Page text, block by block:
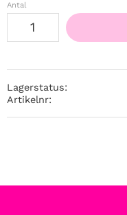
Antal
Lagerstatus
Artikelnr